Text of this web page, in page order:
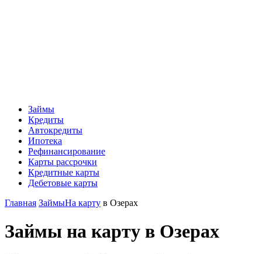
Займы
Кредиты
Автокредиты
Ипотека
Рефинансирование
Карты рассрочки
Кредитные карты
Дебетовые карты
Главная ЗаймыНа карту в Озерах
Займы на карту в Озерах